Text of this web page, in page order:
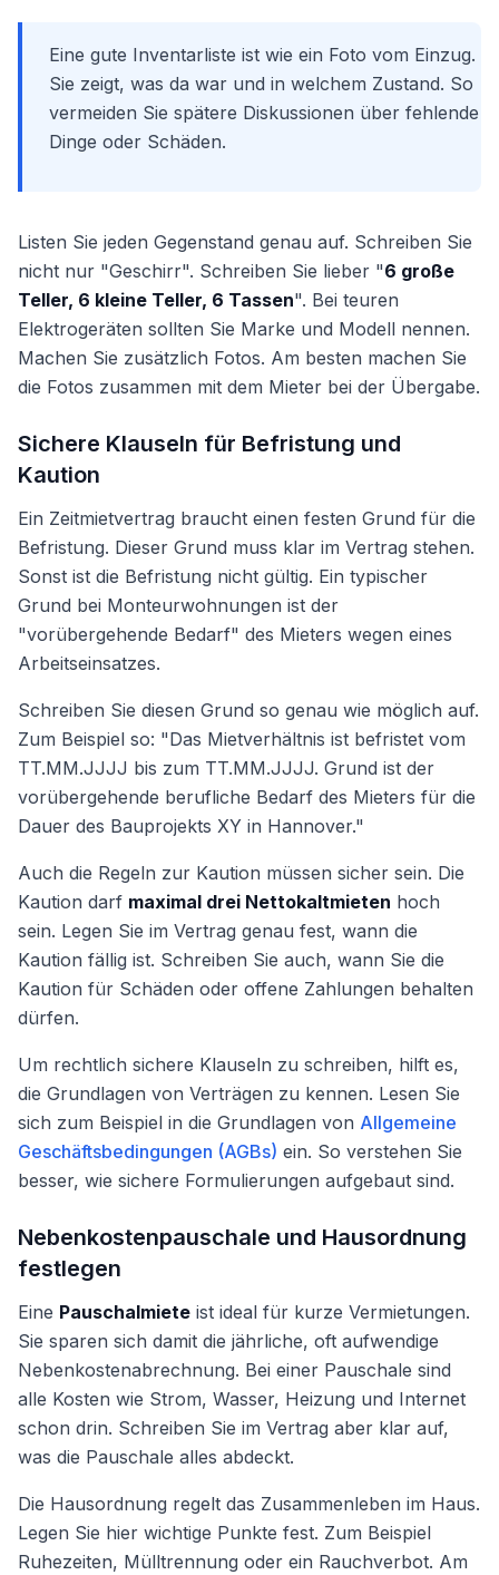
Eine gute Inventarliste ist wie ein Foto vom Einzug.
Sie zeigt, was da war und in welchem Zustand. So
vermeiden Sie spätere Diskussionen über fehlende
Dinge oder Schäden.
Listen Sie jeden Gegenstand genau auf. Schreiben Sie
nicht nur "Geschirr". Schreiben Sie lieber "6 große
Teller, 6 kleine Teller, 6 Tassen". Bei teuren
Elektrogeräten sollten Sie Marke und Modell nennen.
Machen Sie zusätzlich Fotos. Am besten machen Sie
die Fotos zusammen mit dem Mieter bei der Übergabe.
Sichere Klauseln für Befristung und
Kaution
Ein Zeitmietvertrag braucht einen festen Grund für die
Befristung. Dieser Grund muss klar im Vertrag stehen.
Sonst ist die Befristung nicht gültig. Ein typischer
Grund bei Monteurwohnungen ist der
"vorübergehende Bedarf" des Mieters wegen eines
Arbeitseinsatzes.
Schreiben Sie diesen Grund so genau wie möglich auf.
Zum Beispiel so: "Das Mietverhältnis ist befristet vom
TT.MM.JJJJ bis zum TT.MM.JJJJ. Grund ist der
vorübergehende berufliche Bedarf des Mieters für die
Dauer des Bauprojekts XY in Hannover."
Auch die Regeln zur Kaution müssen sicher sein. Die
Kaution darf maximal drei Nettokaltmieten hoch
sein. Legen Sie im Vertrag genau fest, wann die
Kaution fällig ist. Schreiben Sie auch, wann Sie die
Kaution für Schäden oder offene Zahlungen behalten
dürfen.
Um rechtlich sichere Klauseln zu schreiben, hilft es,
die Grundlagen von Verträgen zu kennen. Lesen Sie
sich zum Beispiel in die Grundlagen von Allgemeine
Geschäftsbedingungen (AGBs) ein. So verstehen Sie
besser, wie sichere Formulierungen aufgebaut sind.
Nebenkostenpauschale und Hausordnung
festlegen
Eine Pauschalmiete ist ideal für kurze Vermietungen.
Sie sparen sich damit die jährliche, oft aufwendige
Nebenkostenabrechnung. Bei einer Pauschale sind
alle Kosten wie Strom, Wasser, Heizung und Internet
schon drin. Schreiben Sie im Vertrag aber klar auf,
was die Pauschale alles abdeckt.
Die Hausordnung regelt das Zusammenleben im Haus.
Legen Sie hier wichtige Punkte fest. Zum Beispiel
Ruhezeiten, Mülltrennung oder ein Rauchverbot. Am